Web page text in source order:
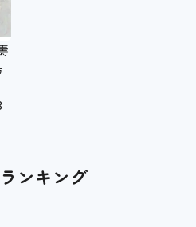
ンキング